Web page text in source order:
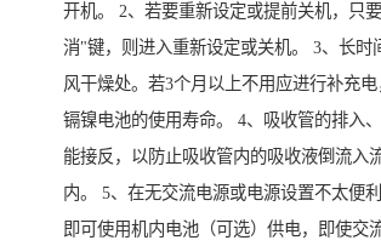
开机。 2、若要重新设定或提前关机，只
消"键，则进入重新设定或关机。 3、长时
风干燥处。若3个月以上不用应进行补充
镉镍电池的使用寿命。 4、吸收管的排入
能接反，以防止吸收管内的吸收液倒流入
内。 5、在无交流电源或电源设置不太便利
即可使用机内电池（可选）供电，即使交